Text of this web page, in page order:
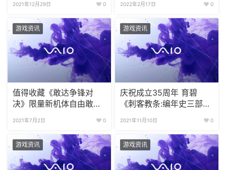
2021年12月29日 0
阵容
2022年2月17日 0
游戏资讯
值得收藏《敢达争锋对
决》限量新机体自由敢达
2021年7月2日 0
游戏资讯
庆祝成立35周年 育碧
《刺客教条:编年史三部
2021年11月10日 0
游戏资讯 游戏资讯